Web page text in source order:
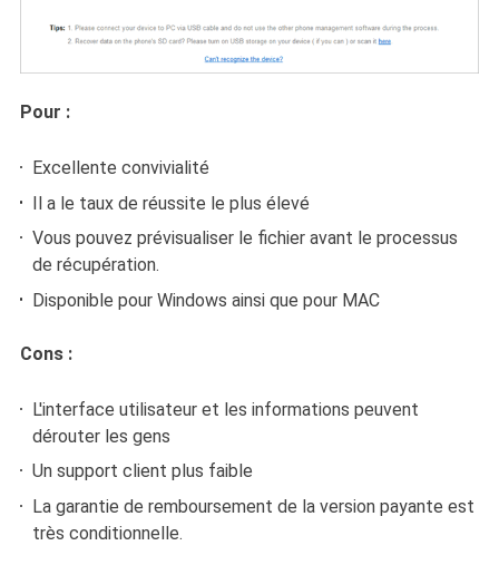
Pour :
Excellente convivialité
Il a le taux de réussite le plus élevé
Vous pouvez prévisualiser le fichier avant le processus
de récupération.
Disponible pour Windows ainsi que pour MAC
Cons :
L'interface utilisateur et les informations peuvent
dérouter les gens
Un support client plus faible
La garantie de remboursement de la version payante est
très conditionnelle.